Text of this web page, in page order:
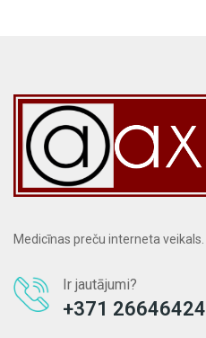
Medicīnas preču interneta veikals.
Ir jautājumi?
+371 26646424